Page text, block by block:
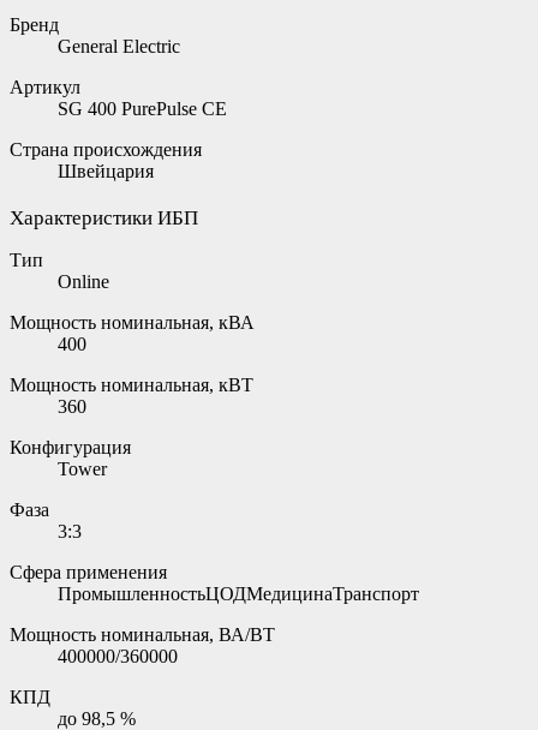
Бренд
General Electric
Артикул
SG 400 PurePulse CE
Страна происхождения
Швейцария
Характеристики ИБП
Тип
Online
Мощность номинальная, кВА
400
Мощность номинальная, кВТ
360
Конфигурация
Tower
Фаза
3:3
Сфера применения
ПромышленностьЦОДМедицинаТранспорт
Мощность номинальная, ВА/ВТ
400000/360000
КПД
до 98,5 %